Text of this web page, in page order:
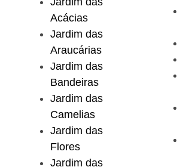
Acácias
Jardim das
Araucárias
Jardim das
Bandeiras
Jardim das
Camelias
Jardim das
Flores
Jardim das